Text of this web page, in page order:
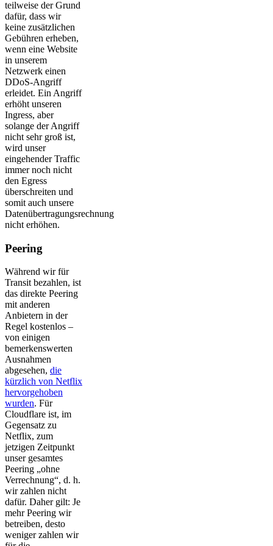
teilweise der Grund
dafür, dass wir
keine zusätzlichen
Gebühren erheben,
wenn eine Website
in unserem
Netzwerk einen
DDoS-Angriff
erleidet. Ein Angriff
erhöht unseren
Ingress, aber
solange der Angriff
nicht sehr groß ist,
wird unser
eingehender Traffic
immer noch nicht
den Egress
überschreiten und
somit auch unsere
Datenübertragungsrechnung
nicht erhöhen.
Peering
Während wir für
Transit bezahlen, ist
das direkte Peering
mit anderen
Anbietern in der
Regel kostenlos –
von einigen
bemerkenswerten
Ausnahmen
abgesehen, die
kürzlich von Netflix
hervorgehoben
wurden. Für
Cloudflare ist, im
Gegensatz zu
Netflix, zum
jetzigen Zeitpunkt
unser gesamtes
Peering „ohne
Verrechnung“, d. h.
wir zahlen nicht
dafür. Daher gilt: Je
mehr Peering wir
betreiben, desto
weniger zahlen wir